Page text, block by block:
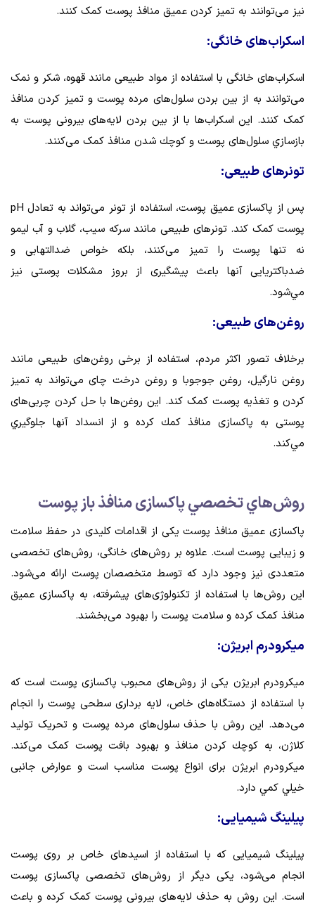
نیز می‌توانند به تمیز کردن عمیق منافذ پوست کمک کنند.
اسکراب‌های خانگی:
اسکراب‌های خانگی با استفاده از مواد طبیعی مانند قهوه، شکر و نمک
می‌توانند به از بین بردن سلول‌های مرده پوست و تمیز کردن منافذ
کمک کنند. این اسکراب‌ها با از بین بردن لایه‌های بیرونی پوست به
بازسازي سلول‌های پوست و كوچك شدن منافذ کمک می‌کنند.
تونرهای طبیعی:
پس از پاکسازی عمیق پوست، استفاده از تونر می‌تواند به تعادل pH
پوست کمک ‌كند. تونرهای طبیعی مانند سرکه سیب، گلاب و آب لیمو
نه تنها پوست را تميز می‌کنند، بلکه خواص ضدالتهابی و
ضدباکتریایی آنها باعث پیشگیری از بروز مشکلات پوستی نیز
مي‌شود.
روغن‌های طبیعی:
برخلاف تصور اكثر مردم، استفاده از برخی روغن‌های طبیعی مانند
روغن نارگیل، روغن جوجوبا و روغن درخت چای می‌تواند به تمیز
کردن و تغذیه پوست کمک کند. این روغن‌ها با حل کردن چربی‌های
پوستی به پاکسازی منافذ كمك كرده و از انسداد آنها جلوگيري
مي‌كند.
روش‌هاي تخصصي پاکسازی منافذ باز پوست
پاکسازی عمیق منافذ پوست یکی از اقدامات کلیدی در حفظ سلامت
و زیبایی پوست است. علاوه بر روش‌های خانگی، روش‌های تخصصی
متعددی نیز وجود دارد که توسط متخصصان پوست ارائه می‌شود.
این روش‌ها با استفاده از تکنولوژی‌های پیشرفته، به پاکسازی عمیق
منافذ کمک کرده و سلامت پوست را بهبود می‌بخشند.
میکرودرم ابریژن:
میکرودرم ابریژن یکی از روش‌های محبوب پاکسازی پوست است که
با استفاده از دستگاه‌های خاص، لایه برداری سطحی پوست را انجام
می‌دهد. این روش با حذف سلول‌های مرده پوست و تحریک تولید
کلاژن، به كوچك كردن منافذ و بهبود بافت پوست کمک می‌کند.
میکرودرم ابریژن برای انواع پوست مناسب است و عوارض جانبی
خيلي كمي دارد.
پیلینگ شیمیایی:
پیلینگ شیمیایی که با استفاده از اسیدهای خاص بر روی پوست
انجام می‌شود، یکی دیگر از روش‌های تخصصی پاکسازی پوست
است. این روش به حذف لایه‌های بیرونی پوست کمک کرده و باعث